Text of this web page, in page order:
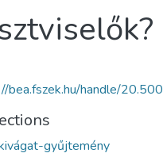
bea.fszek.hu/handle/
gyűjtemény